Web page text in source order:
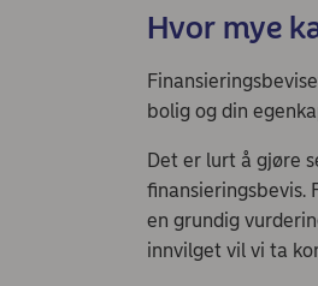
Hvor mye
bolig og din
Det er lurt å gjøre
finansieringsbevis.
en grundig
innvilget vil vi ta